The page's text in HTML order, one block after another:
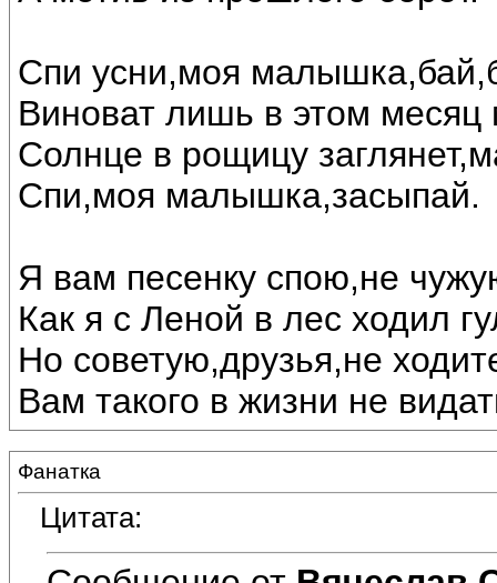
Спи усни,моя
Виноват лишь в этом
Солнце в рощицу
Спи,моя малышка,засыпай.
Я вам песенку спою,не
Как я с Леной в лес ходил
Но советую,друзья,не
Вам такого в жизни не
Фанатка
Цитата: